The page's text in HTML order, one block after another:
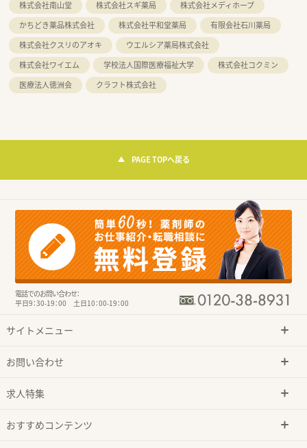
株式会社南山堂
株式会社スギ薬局
株式会社メディホープ
かちどき薬品株式会社
株式会社平和堂薬局
有限会社石川薬局
株式会社クスリのアオキ
ウエルシア薬局株式会社
株式会社ワイエム
学校法人国際医療福祉大学
株式会社コクミン
医療法人徳洲会
クラフト株式会社
PAGE TOPへ戻る
電話でのお問い合わせ：
平日9：30-19：00 土日10：00-19：00
サイトメニュー
お問い合わせ
求人特集
おすすめコンテンツ